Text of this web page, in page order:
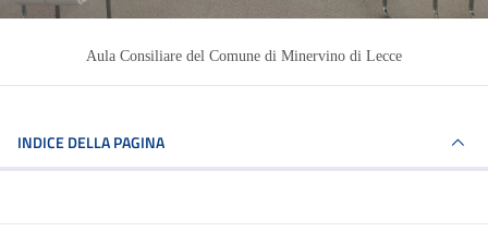
Aula Consiliare del Comune di Minervino di Lecce
INDICE DELLA PAGINA